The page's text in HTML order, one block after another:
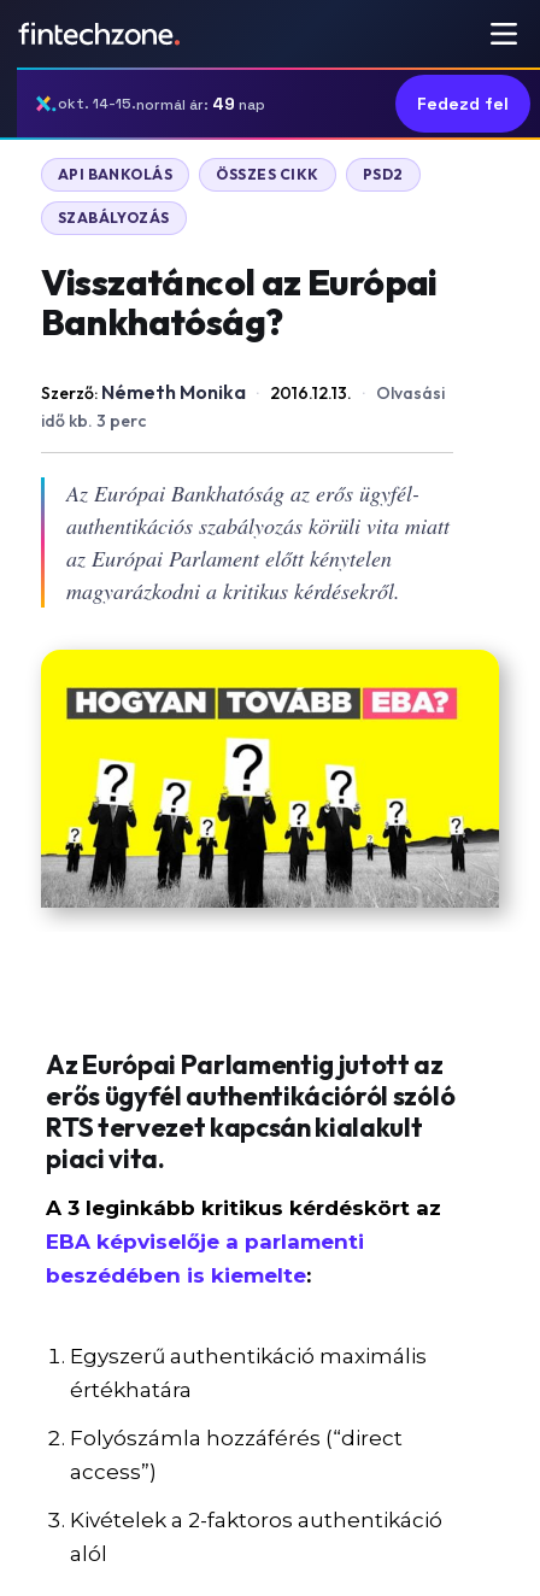
okt. 14-15.normál ár: 49 nap Fedezd fel
API BANKOLÁS ÖSSZES CIKK PSD2
SZABÁLYOZÁS
Visszatáncol az Európai
Bankhatóság?
Szerző: Németh Monika · 2016.12.13. · Olvasási
idő kb. 3 perc
Az Európai Bankhatóság az erős ügyfél-
authentikációs szabályozás körüli vita miatt
az Európai Parlament előtt kénytelen
magyarázkodni a kritikus kérdésekről.
Az Európai Parlamentig jutott az
erős ügyfél authentikációról szóló
RTS tervezet kapcsán kialakult
piaci vita.
A 3 leginkább kritikus kérdéskört az
EBA képviselője a parlamenti
beszédében is kiemelte:
Egyszerű authentikáció maximális
értékhatára
Folyószámla hozzáférés (“direct
access”)
Kivételek a 2-faktoros authentikáció
alól